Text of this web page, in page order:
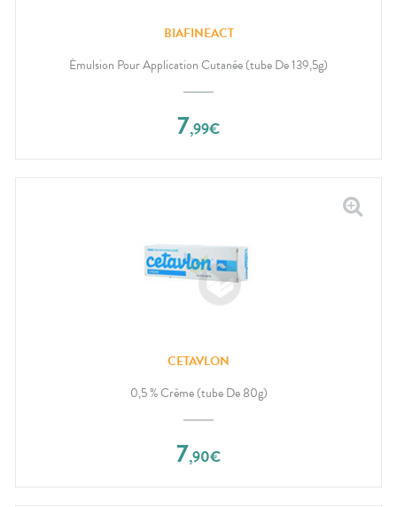
BIAFINEACT
Émulsion Pour Application Cutanée (tube De 139,5g)
7,99€
CETAVLON
0,5 % Crème (tube De 80g)
7,90€